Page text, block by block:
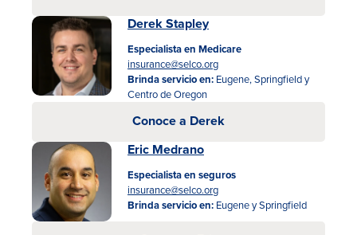
Derek Stapley
Especialista en Medicare
insurance@selco.org
Brinda servicio en: Eugene, Springfield y
Centro de Oregon
Conoce a Derek
Eric Medrano
Especialista en seguros
insurance@selco.org
Brinda servicio en: Eugene y Springfield